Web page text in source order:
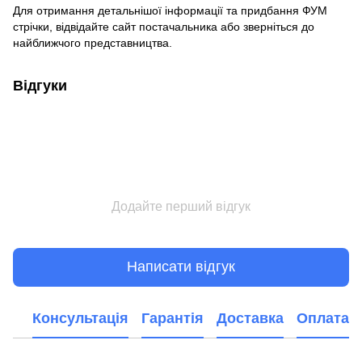
Для отримання детальнішої інформації та придбання ФУМ
стрічки, відвідайте сайт постачальника або зверніться до
найближчого представництва.
Відгуки
Додайте перший відгук
Написати відгук
Консультація Гарантія Доставка Оплата